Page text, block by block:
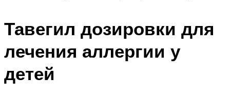
Тавегил дозировки для
лечения аллергии у
детей